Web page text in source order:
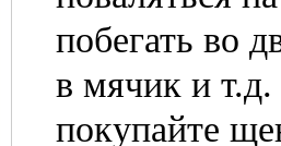
побегать во
в мячик и
покупайте